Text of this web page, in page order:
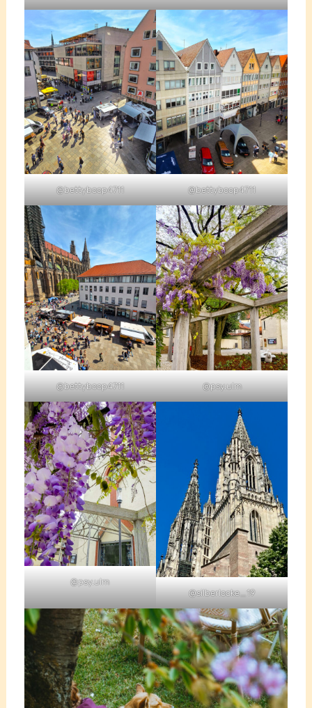
@bettyboop4711 @bettyboop4711
@bettyboop4711 @psy.ulm
@psy.ulm
@silberlocke_19